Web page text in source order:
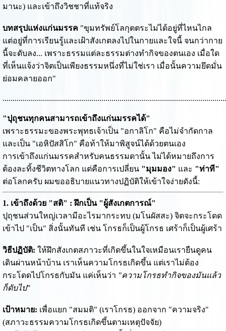
มานะ) และเข้าถึงวิชชาที่แท้จริง
บทสรุปแห่งแก่นมรรค "ขุมทรัพย์โลกุตตระไม่ได้อยู่ที่ไหนไกล
แต่อยู่ที่การเรียนรู้และเฝ้าสังเกตลงไปในกายและใจนี้ จนกว่ากาย
นี้จะดับลง... เพราะธรรมแต่ละธรรมต่างทำกิจของตนเอง เมื่อใด
ที่เห็นแจ้งว่าจิตเป็นเพียงธรรมหนึ่งที่ไม่ใช่เรา เมื่อนั้นความยึดมั่น
ย่อมคลายออก"
"ปุถุชนทุกคนสามารถเข้าถึงแก่นมรรคได้"
เพราะธรรมะของพระพุทธเจ้าเป็น "อกาลิโก" คือไม่จำกัดกาล
และเป็น "เอหิปัสสิโก" คือท้าให้มาพิสูจน์ได้ด้วยตนเอง
การเข้าถึงแก่นมรรคสำหรับคนธรรมดานั้น ไม่ได้หมายถึงการ
ต้องละทิ้งชีวิตทางโลก แต่คือการเปลี่ยน "มุมมอง" และ "ท่าที"
ต่อโลกครับ ผมขออธิบายแนวทางปฏิบัติให้เข้าใจง่ายดังนี้:
1. เข้าถึงด้วย "สติ" : ฝึกเป็น "ผู้สังเกตการณ์"
ปุถุชนส่วนใหญ่เวลามีอะไรมากระทบ (มโนผัสสะ) จิตจะกระโดด
เข้าไป "เป็น" สิ่งนั้นทันที เช่น โกรธก็เป็นผู้โกรธ เศร้าก็เป็นผู้เศร้า
วิธีปฏิบัติ: ให้ฝึกสังเกตสภาวะที่เกิดขึ้นในใจเหมือนเรายืนดูคน
เดินผ่านหน้าบ้าน เราเห็นความโกรธเกิดขึ้น แต่เราไม่ต้อง
กระโดดไปโกรธกับมัน แค่เห็นว่า "ความโกรธทำกิจของมันแล้ว
ก็ดับไป"
เป้าหมาย: เพื่อแยก "สมมติ" (เราโกรธ) ออกจาก "ความจริง"
(สภาวะธรรมความโกรธเกิดขึ้นตามเหตุปัจจัย)